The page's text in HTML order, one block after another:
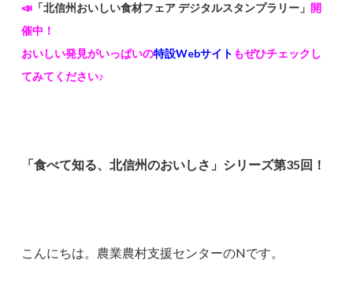
📣 「北信州おいしい食材フェア デジタルスタンプラリー」 開
催中！
おいしい発見がいっぱいの特設Webサイト もぜひチェックし
てみてください♪
「食べて知る、北信州のおいしさ」シリーズ第35回！
こんにちは。農業農村支援センターのNです。